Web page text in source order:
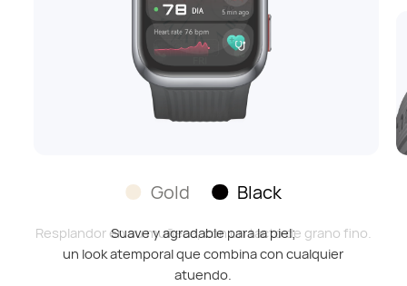
Resplandor en su muñeca, con un tacto de grano fino.
Suave y agradable para la piel;
un look atemporal que combina con cualquier
atuendo.
Gold Black